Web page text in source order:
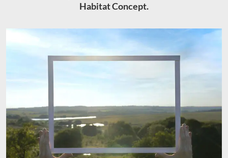
Habitat Concept.